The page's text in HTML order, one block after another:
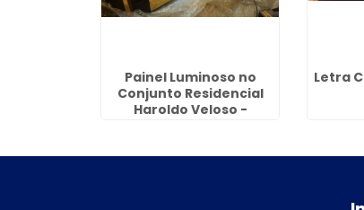
Painel Luminoso no
Conjunto Residencial
Haroldo Veloso -
Letra